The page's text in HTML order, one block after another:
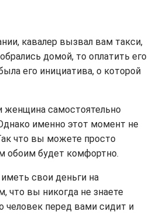
кавалер вызвал вам такси,
домой, то оплатить его
его инициатива, о которой
женщина самостоятельно
именно этот момент не
что вы можете просто
обоим будет комфортно.
свои деньги на
что вы никогда не знаете
человек перед вами сидит и